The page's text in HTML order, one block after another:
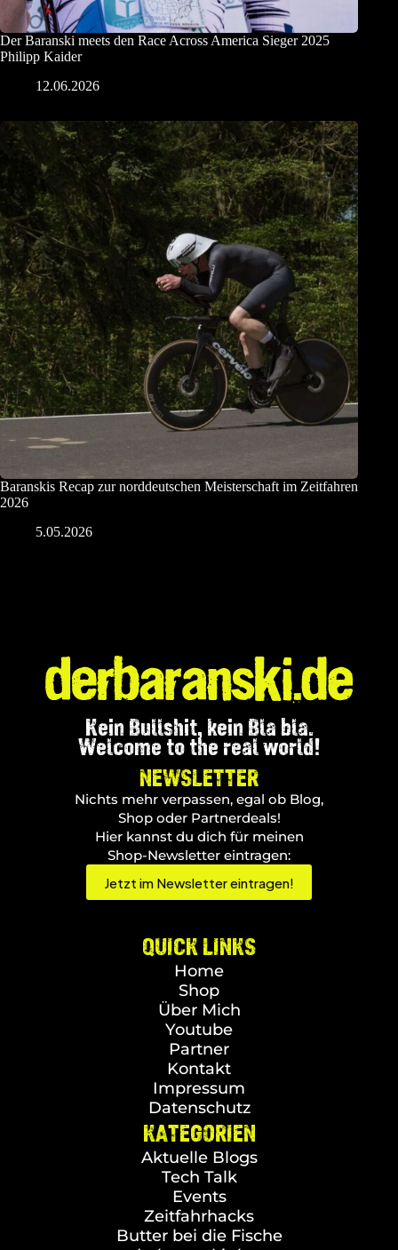
Der Baranski meets den Race Across America Sieger 2025
Philipp Kaider
12.06.2026
Baranskis Recap zur norddeutschen Meisterschaft im Zeitfahren
2026
5.05.2026
Kein Bullshit, kein Bla bla.
Welcome to the real world!
NEWSLETTER
Nichts mehr verpassen, egal ob Blog,
Shop oder Partnerdeals!
Hier kannst du dich für meinen
Shop-Newsletter eintragen:
Jetzt im Newsletter eintragen!
QUICK LINKS
Home
Shop
Über Mich
Youtube
Partner
Kontakt
Impressum
Datenschutz
KATEGORIEN
Aktuelle Blogs
Tech Talk
Events
Zeitfahrhacks
Butter bei die Fische